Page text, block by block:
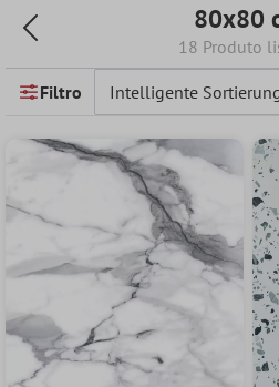
80x80
18 Produto
Filtro